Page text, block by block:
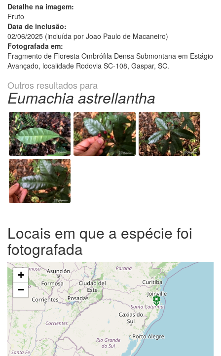
Detalhe na imagem:
Fruto
Data de inclusão:
02/06/2025 (incluída por Joao Paulo de Macaneiro)
Fotografada em:
Fragmento de Floresta Ombrófila Densa Submontana em Estágio
Avançado, localidade Rodovia SC-108, Gaspar, SC.
Outros resultados para
Eumachia astrellantha
Locais em que a espécie foi
fotografada
+
−